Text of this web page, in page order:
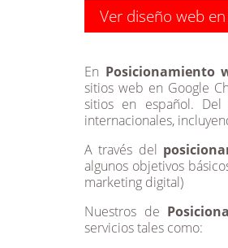
Ver diseño web
En Posicionamiento
sitios web en Google
sitios en español. Del
internacionales,
A través del
algunos objetivos
marketing digital)
Nuestros de
servicios tales como: